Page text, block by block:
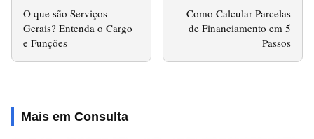
O que são Serviços
Gerais? Entenda o Cargo
e Funções
Como Calcular Parcelas
de Financiamento em 5
Passos
Mais em Consulta